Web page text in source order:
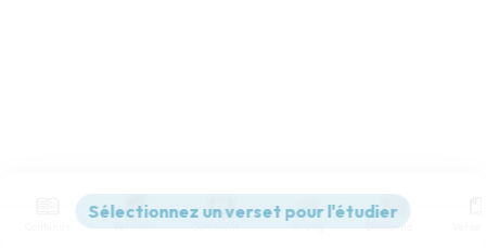
Versions Commentaires Strong